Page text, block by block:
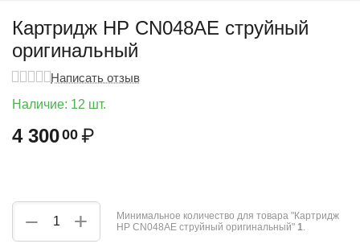
Картридж HP CN048AE струйный
оригинальный
Написать отзыв
Наличие: 12 шт.
4 30000 ₽
+
−
Минимальное количество для товара "Картридж
HP CN048AE струйный оригинальный" 1.